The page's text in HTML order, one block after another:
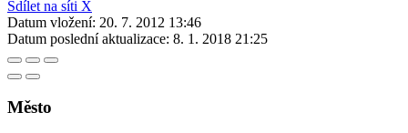
Sdílet na síti X
Datum vložení: 20. 7. 2012 13:46
Datum poslední aktualizace: 8. 1. 2018 21:25
Město